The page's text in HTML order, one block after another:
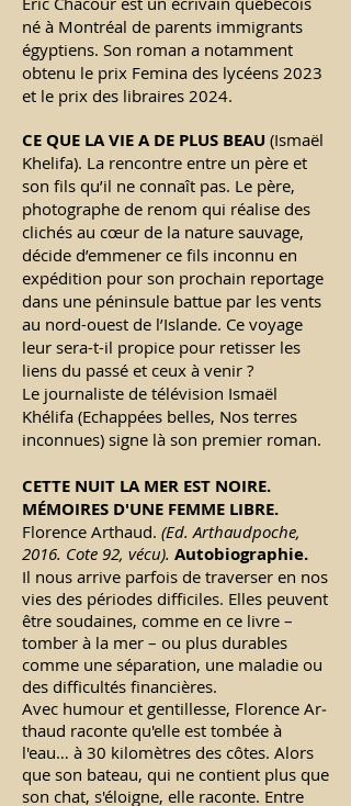
né à Montréal de parents immigrants
égyptiens. Son roman a notamment
obtenu le prix Femina des lycéens 2023
et le prix des libraires 2024.
CE QUE LA VIE A DE PLUS BEAU (Ismaël
Khelifa). La rencontre entre un père et
son fils qu’il ne connaît pas. Le père,
photographe de renom qui réalise des
clichés au cœur de la nature sauvage,
décide d’emmener ce fils inconnu en
expédition pour son prochain reportage
dans une péninsule battue par les vents
au nord-ouest de l’Islande. Ce voyage
leur sera-t-il propice pour retisser les
liens du passé et ceux à venir ?
Le journaliste de télévision Ismaël
Khélifa (Echappées belles, Nos terres
inconnues) signe là son premier roman.
CETTE NUIT LA MER EST NOIRE.
MÉMOIRES D'UNE FEMME LIBRE.
Florence Arthaud. (Ed. Arthaudpoche,
2016. Cote 92, vécu). Autobiographie.
Il nous arrive parfois de traverser en nos
vies des périodes difficiles. Elles peuvent
être soudaines, comme en ce livre –
tomber à la mer – ou plus durables
comme une séparation, une maladie ou
des difficultés financières.
Avec humour et gentillesse, Florence Ar­
thaud raconte qu'elle est tombée à
l'eau… à 30 kilomètres des côtes. Alors
que son bateau, qui ne contient plus que
son chat, s'éloigne, elle raconte. Entre